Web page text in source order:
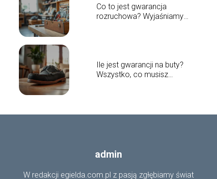
Co to jest gwarancja
rozruchowa? Wyjaśniamy
Ile jest gwarancji na buty?
Wszystko, co musisz
admin
W redakcji egielda.com.pl z pasją zgłębiamy świat